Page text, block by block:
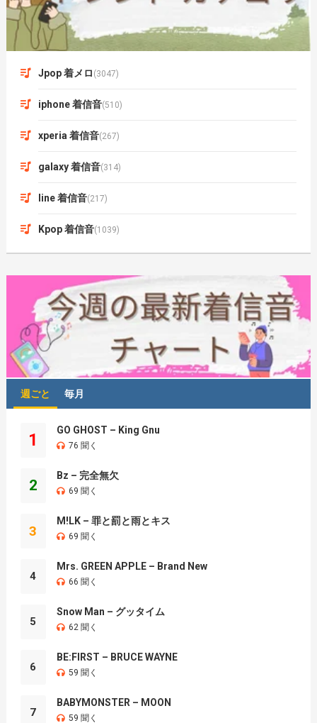
Jpop 着メロ (3047)
iphone 着信音(510)
xperia 着信音(267)
galaxy 着信音(314)
line 着信音(217)
Kpop 着信音(1039)
週ごと 毎月
1
GO GHOST – King Gnu
76 聞く
2
Bz – 完全無欠
69 聞く
3
M!LK – 罪と罰と雨とキス
69 聞く
4
Mrs. GREEN APPLE – Brand New
66 聞く
5
Snow Man – グッタイム
62 聞く
6
BE:FIRST – BRUCE WAYNE
59 聞く
7
BABYMONSTER – MOON
59 聞く